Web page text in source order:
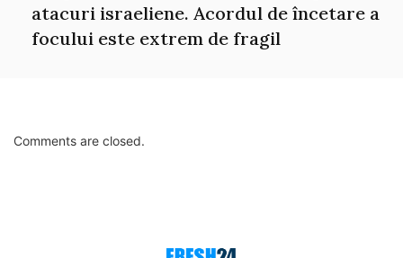
atacuri israeliene. Acordul de încetare a
focului este extrem de fragil
Comments are closed.